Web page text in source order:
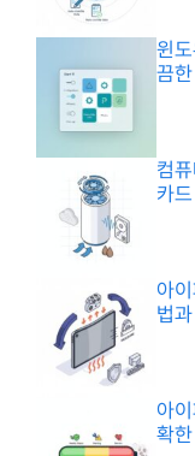
윈
끔
컴
카
아
법
아
확